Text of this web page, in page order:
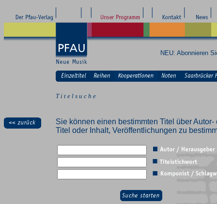
NEU: Abonnieren
T i t e l s u c h e
Sie können einen bestimmten Titel über
Titel oder Inhalt, Veröffentlichungen zu